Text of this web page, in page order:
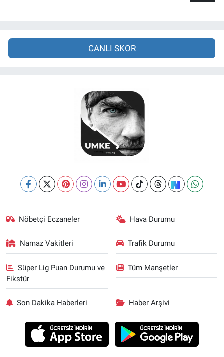
CANLI SKOR
Nöbetçi Eczaneler Hava Durumu
Namaz Vakitleri Trafik Durumu
Süper Lig Puan Durumu ve
Fikstür
Tüm Manşetler
Son Dakika Haberleri Haber Arşivi